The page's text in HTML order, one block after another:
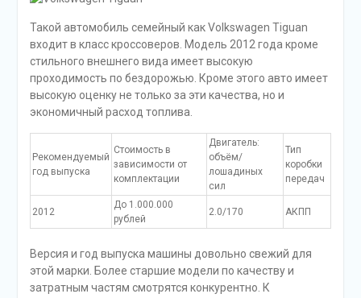
Такой автомобиль семейный как Volkswagen Tiguan
входит в класс кроссоверов. Модель 2012 года кроме
стильного внешнего вида имеет высокую
проходимость по бездорожью. Кроме этого авто имеет
высокую оценку не только за эти качества, но и
экономичный расход топлива.
Рекомендуемый
год выпуска
Стоимость в
зависимости от
комплектации
Двигатель:
объём/
лошадиных
сил
Тип
коробки
передач
2012
До 1.000.000
рублей
2.0/170 АКПП
Версия и год выпуска машины довольно свежий для
этой марки. Более старшие модели по качеству и
затратным частям смотрятся конкурентно. К